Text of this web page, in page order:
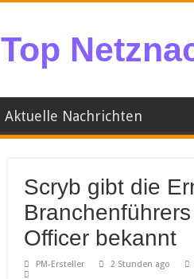
Top
Aktuelle Nachrichten
Scryb gibt die
Officer bekannt
PM-Ersteller 2 Stunden ago